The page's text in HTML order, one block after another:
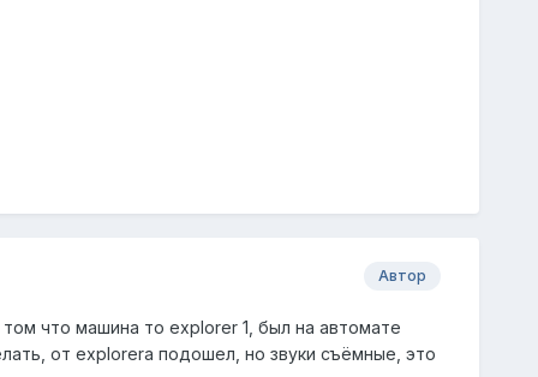
Автор
что машина то explorer 1, был на автомате
от explorera подошел, но звуки съёмные, это